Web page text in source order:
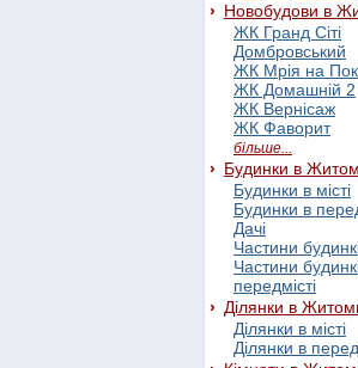
Новобудови в
ЖК Гранд Сіті
Домбровський
ЖК Мрія на
ЖК Домашній 2
ЖК Вернісаж
ЖК Фаворит
більше...
Будинки в
Будинки в місті
Будинки в
Дачі
Частини
Частини
передмісті
Ділянки в
Ділянки в місті
Ділянки в